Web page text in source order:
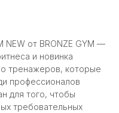
NEW от BRONZE GYM —
и новинка
тренажеров, которые
профессионалов
для того, чтобы
требовательных